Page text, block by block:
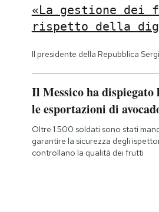
«La gestione
rispetto della
Il presidente della Repubblica
Il Messico ha dispiegato
le esportazioni di
Oltre 1.500 soldati sono stati
garantire la sicurezza degli
controllano la qualità dei frutti